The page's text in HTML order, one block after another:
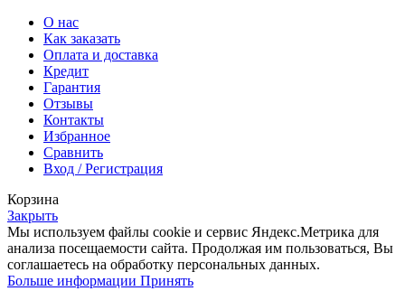
О нас
Как заказать
Оплата и доставка
Кредит
Гарантия
Отзывы
Контакты
Избранное
Сравнить
Вход / Регистрация
Корзина
Закрыть
Мы используем файлы cookie и сервис Яндекс.Метрика для
анализа посещаемости сайта. Продолжая им пользоваться, Вы
соглашаетесь на обработку персональных данных.
Больше информации Больше
Принять